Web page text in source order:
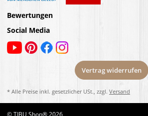
Bewertungen
Social Media
Vertrag widerrufen
* Alle Preise inkl. gesetzlicher USt., zzgl. Versand